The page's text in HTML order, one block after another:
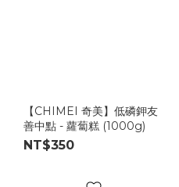
【CHIMEI 奇美】低磷鉀友
善中點 - 蘿蔔糕 (1000g)
NT$350